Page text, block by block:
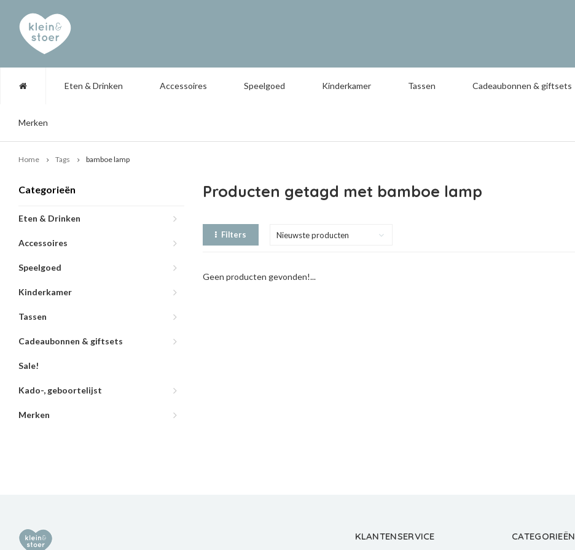
Eten & Drinken Accessoires Speelgoed Kinderkamer Tassen Cadeaubonnen & giftsets
Merken
Home Tags bamboe lamp
Categorieën
Eten & Drinken
Accessoires
Speelgoed
Kinderkamer
Tassen
Cadeaubonnen & giftsets
Sale!
Kado-, geboortelijst
Merken
Producten getagd met bamboe lamp
Filters Nieuwste producten
Geen producten gevonden!...
KLANTENSERVICE CATEGORIEËN